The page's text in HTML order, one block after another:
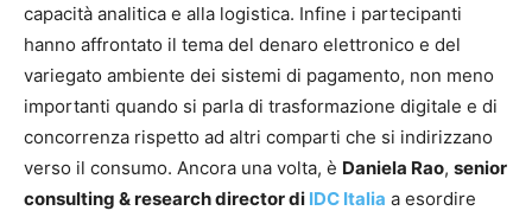
capacità analitica e alla logistica. Infine i partecipanti
hanno affrontato il tema del denaro elettronico e del
variegato ambiente dei sistemi di pagamento, non meno
importanti quando si parla di trasformazione digitale e di
concorrenza rispetto ad altri comparti che si indirizzano
verso il consumo. Ancora una volta, è Daniela Rao, senior
consulting & research director di IDC Italia a esordire